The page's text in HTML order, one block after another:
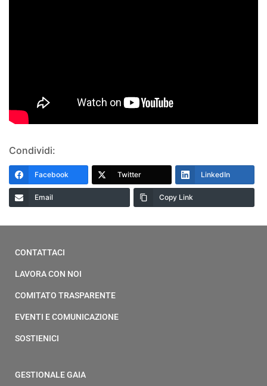
Condividi:
Facebook Twitter LinkedIn
Email Copy Link
CONTATTACI
LAVORA CON NOI
COMITATO TRASPARENTE
EVENTI E COMUNICAZIONE
SOSTIENICI
GESTIONALE GAIA